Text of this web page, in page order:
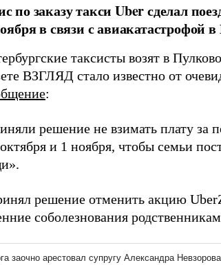
по заказу такси Uber сделал
в связи с авиакатастрофой в
таксисты возят в
ВЗГЛЯД стало известно от
:
решение не взимать плату за
и 1 ноября, чтобы семьи
решение отменить акцию
соболезнования